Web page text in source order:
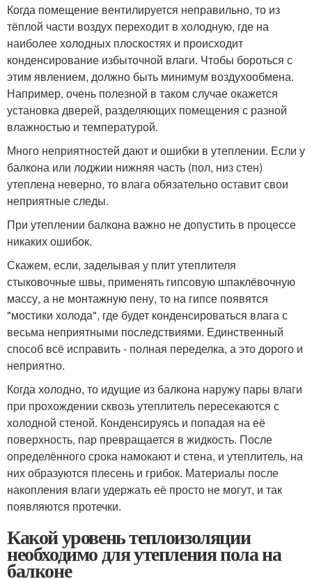
Когда помещение вентилируется неправильно, то из
тёплой части воздух переходит в холодную, где на
наиболее холодных плоскостях и происходит
конденсирование избыточной влаги. Чтобы бороться с
этим явлением, должно быть минимум воздухообмена.
Например, очень полезной в таком случае окажется
установка дверей, разделяющих помещения с разной
влажностью и температурой.
Много неприятностей дают и ошибки в утеплении. Если у
балкона или лоджии нижняя часть (пол, низ стен)
утеплена неверно, то влага обязательно оставит свои
неприятные следы.
При утеплении балкона важно не допустить в процессе
никаких ошибок.
Скажем, если, заделывая у плит утеплителя
стыковочные швы, применять гипсовую шпаклёвочную
массу, а не монтажную пену, то на гипсе появятся
"мостики холода", где будет конденсироваться влага с
весьма неприятными последствиями. Единственный
способ всё исправить - полная переделка, а это дорого и
неприятно.
Когда холодно, то идущие из балкона наружу пары влаги
при прохождении сквозь утеплитель пересекаются с
холодной стеной. Конденсируясь и попадая на её
поверхность, пар превращается в жидкость. После
определённого срока намокают и стена, и утеплитель, на
них образуются плесень и грибок. Материалы после
накопления влаги удержать её просто не могут, и так
появляются протечки.
Какой уровень теплоизоляции
необходимо для утепления пола на
балконе